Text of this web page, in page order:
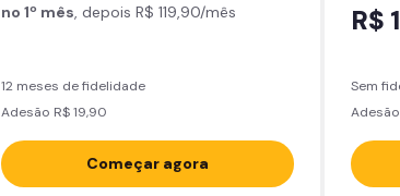
no 1º mês , depois R$ 119,90/mês
12 meses de fidelidade
Adesão R$ 19,90
Começar agora
R$
Sem